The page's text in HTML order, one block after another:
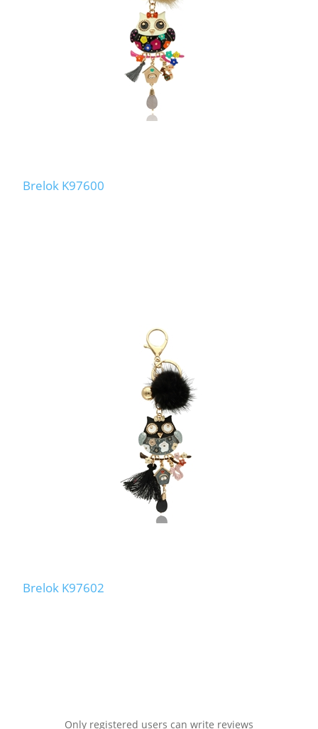
Brelok K97600
Brelok K97602
Only registered users can write reviews